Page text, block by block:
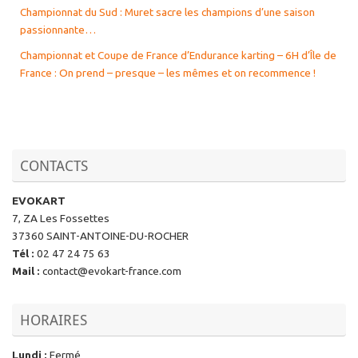
Championnat du Sud : Muret sacre les champions d’une saison
passionnante…
Championnat et Coupe de France d’Endurance karting – 6H d’Île de
France : On prend – presque – les mêmes et on recommence !
CONTACTS
EVOKART
7, ZA Les Fossettes
37360 SAINT-ANTOINE-DU-ROCHER
Tél : 02 47 24 75 63
Mail : contact@evokart-france.com
HORAIRES
Lundi : Fermé